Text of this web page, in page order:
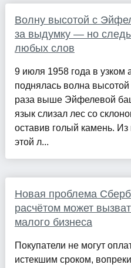
Волну высотой с
за выдумку — но
любых слов
9 июля 1958 года в узком
поднялась волна
раза выше Эйфелевой
язык слизал лес со
оставив голый камень.
этой л...
Новая проблема
расчётом может
малого бизнеса
Покупатели не могут
истекшим сроком,